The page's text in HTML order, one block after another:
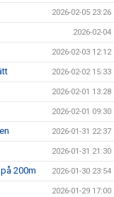
2026-02-05 23:26
2026-02-04
2026-02-03 12:12
2026-02-02 15:33
2026-02-01 13:28
2026-02-01 09:30
2026-01-31 22:37
2026-01-31 21:30
200m 2026-01-30 23:54
2026-01-29 17:00